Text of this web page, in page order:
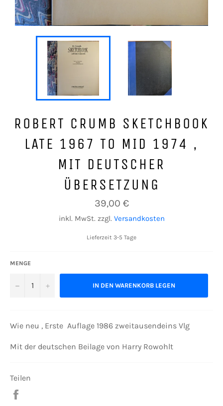
ROBERT CRUMB SKETCHBOOK
LATE 1967 TO MID 1974 ,
MIT DEUTSCHER
ÜBERSETZUNG
Normaler
Preis
39,00 €
inkl. MwSt. zzgl. Versandkosten
Lieferzeit 3-5 Tage
MENGE
− + IN DEN WARENKORB LEGEN
Wie neu , Erste Auflage 1986 zweitausendeins Vlg
Mit der deutschen Beilage von Harry Rowohlt
Teilen